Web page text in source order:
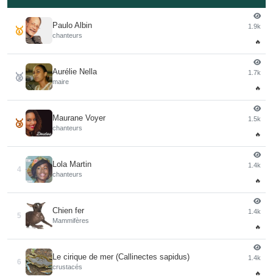
🥇 Paulo Albin
chanteurs
1.9k
🔥
🥈 Aurélie Nella
maire
1.7k
🔥
🥉 Maurane Voyer
chanteurs
1.5k
🔥
4
Lola Martin
chanteurs
1.4k
🔥
5
Chien fer
Mammifères
1.4k
🔥
6
Le cirique de mer (Callinectes sapidus)
crustacés
1.4k
🔥